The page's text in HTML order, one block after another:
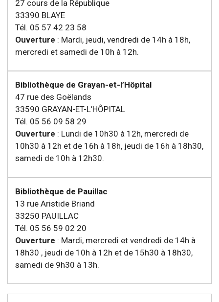
27 cours de la République
33390 BLAYE
Tél. 05 57 42 23 58
Ouverture : Mardi, jeudi, vendredi de 14h à 18h,
mercredi et samedi de 10h à 12h.
Bibliothèque de Grayan-et-l’Hôpital
47 rue des Goëlands
33590 GRAYAN-ET-L’HÔPITAL
Tél. 05 56 09 58 29
Ouverture : Lundi de 10h30 à 12h, mercredi de
10h30 à 12h et de 16h à 18h, jeudi de 16h à 18h30,
samedi de 10h à 12h30.
Bibliothèque de Pauillac
13 rue Aristide Briand
33250 PAUILLAC
Tél. 05 56 59 02 20
Ouverture : Mardi, mercredi et vendredi de 14h à
18h30 , jeudi de 10h à 12h et de 15h30 à 18h30,
samedi de 9h30 à 13h.